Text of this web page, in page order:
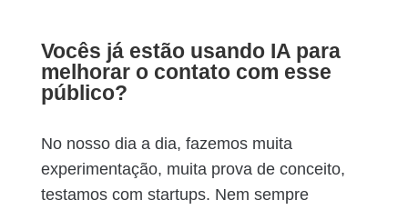
Vocês já estão usando IA para
melhorar o contato com esse
público?
No nosso dia a dia, fazemos muita
experimentação, muita prova de conceito,
testamos com startups. Nem sempre